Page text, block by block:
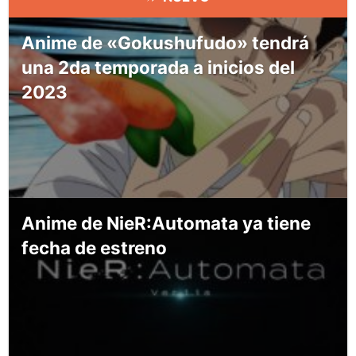
Anime de «Gokushufudo» tendrá
una 2da temporada a inicios del
2023
Anime de NieR:Automata ya tiene
fecha de estreno